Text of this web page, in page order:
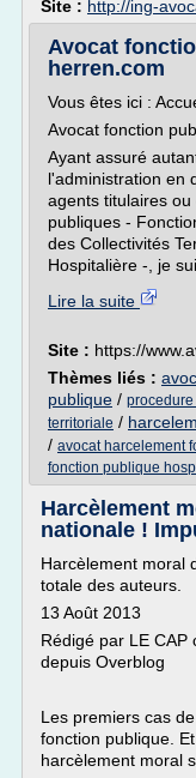
Site : http://ing-
Avocat
herren.com
Vous êtes ici :
Avocat fonction
Ayant assuré
l'administration en
agents titulaires
publiques -
des Collectivités
Hospitalière -, je
Lire la suite
Site : https://
Thèmes liés :
publique /
territoriale /
/ avocat harcelement
fonction publique
Harcèlement
nationale !
Harcèlement moral
totale des auteurs.
13 Août 2013
Rédigé par LE
depuis Overblog
Les premiers cas
fonction publique.
harcèlement moral